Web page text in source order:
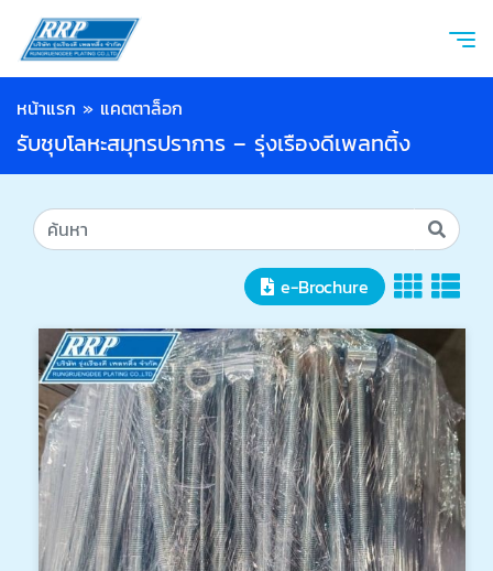
หน้าแรก » แคตตาล็อก
รับชุบโลหะสมุทรปราการ – รุ่งเรืองดีเพลทติ้ง
e-Brochure